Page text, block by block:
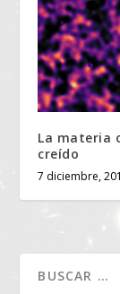
La materia
creído
7 diciembre,